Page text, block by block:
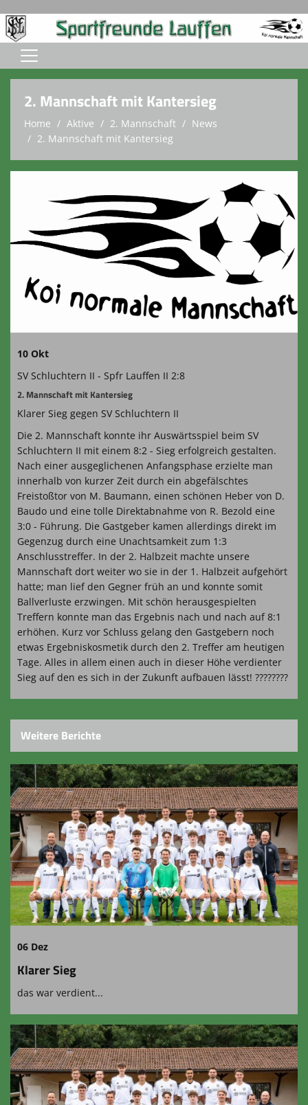
Home
Aktive
Jugend (A-C)
Jugend (D-G)
Ansprechpartner
2. Mannschaft mit Kantersieg
Home Aktive 2. Mannschaft
News
2. Mannschaft mit Kantersieg
10 Okt
SV Schluchtern II - Spfr Lauffen II 2:8
2. Mannschaft mit Kantersieg
Klarer Sieg gegen SV Schluchtern II
Die 2. Mannschaft konnte ihr Auswärtsspiel beim SV
Schluchtern II mit einem 8:2 - Sieg erfolgreich gestalten.
Nach einer ausgeglichenen Anfangsphase erzielte man
innerhalb von kurzer Zeit durch ein abgefälschtes
Freistoßtor von M. Baumann, einen schönen Heber von D.
Baudo und eine tolle Direktabnahme von R. Bezold eine
3:0 - Führung. Die Gastgeber kamen allerdings direkt im
Gegenzug durch eine Unachtsamkeit zum 1:3
Anschlusstreffer. In der 2. Halbzeit machte unsere
Mannschaft dort weiter wo sie in der 1. Halbzeit aufgehört
hatte; man lief den Gegner früh an und konnte somit
Ballverluste erzwingen. Mit schön herausgespielten
Treffern konnte man das Ergebnis nach und nach auf 8:1
erhöhen. Kurz vor Schluss gelang den Gastgebern noch
etwas Ergebniskosmetik durch den 2. Treffer am heutigen
Tage. Alles in allem einen auch in dieser Höhe verdienter
Sieg auf den es sich in der Zukunft aufbauen lässt! ????????
Weitere Berichte
06 Dez
Klarer Sieg
das war verdient...